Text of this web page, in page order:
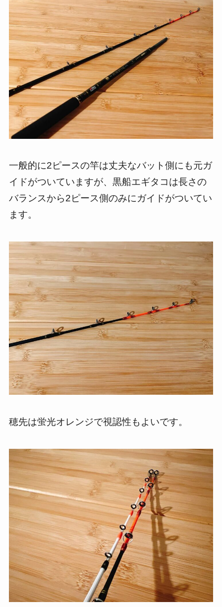
一般的に2ピースの竿は丈夫なバット側にも元ガ
イドがついていますが、黒船エギタコは長さの
バランスから2ピース側のみにガイドがついてい
ます。
穂先は蛍光オレンジで視認性もよいです。